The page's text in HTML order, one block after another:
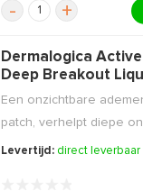
- +
Dermalogica
Deep Breakout
Een onzichtbare
patch, verhelpt diepe
Levertijd: direct leverbaar